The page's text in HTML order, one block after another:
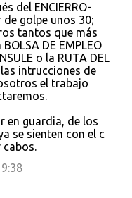
del ENCIERRO-
de golpe unos 30;
tantos que más
DE EMPLEO
o la RUTA DEL
intrucciones de
el trabajo
en guardia, de los
se sienten con el c
cabos.